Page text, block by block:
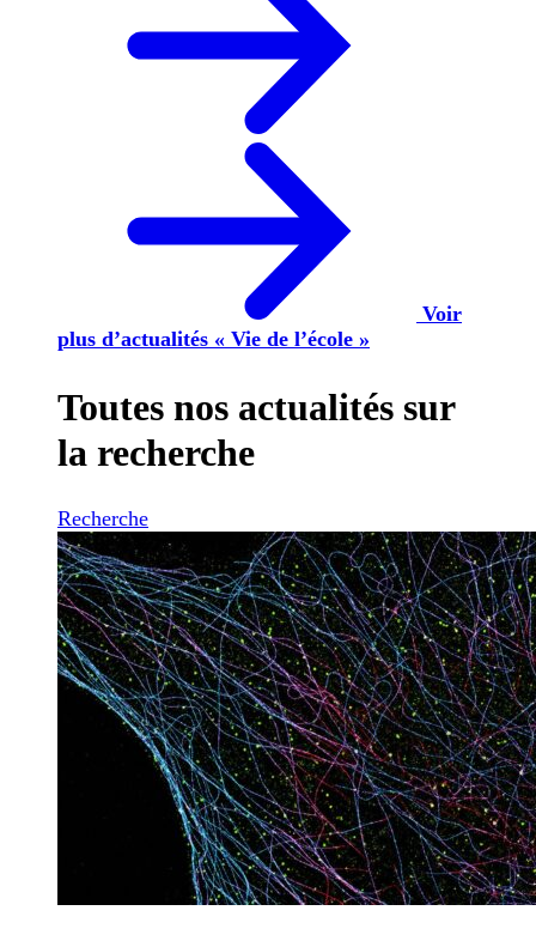
Voir
plus d’actualités « Vie de l’école »
Toutes nos actualités sur
la recherche
Recherche